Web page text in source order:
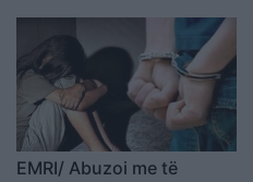
EMRI/ Abuzoi me të